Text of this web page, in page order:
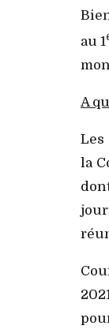
au 1
A
Les
la